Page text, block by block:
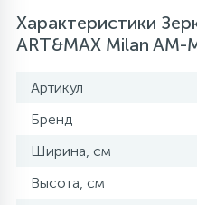
Характеристики
ART&MAX Milan AM-
Артикул
Бренд
Ширина, см
Высота, см